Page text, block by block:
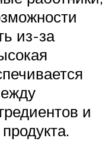
из-за
и